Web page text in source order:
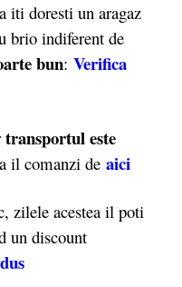
iti doresti un aragaz
brio indiferent de
bun: Verifica
transportul este
il comanzi de aici
zilele acestea il poti
un discount